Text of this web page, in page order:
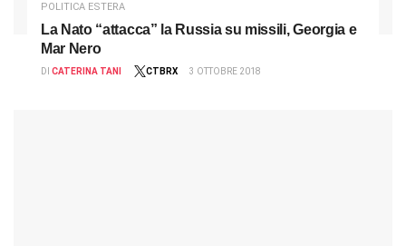
POLITICA ESTERA
La Nato “attacca” la Russia su missili, Georgia e
Mar Nero
DI CATERINA TANI CTBRX 3 OTTOBRE 2018